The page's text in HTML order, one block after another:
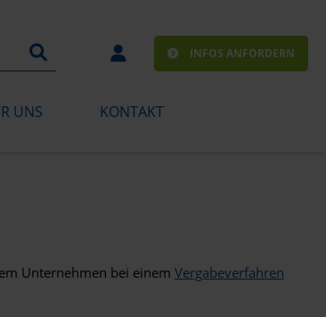
UNS KONTAKT
INFOS ANFORDERN
Unternehmen bei einem Vergabeverfahren